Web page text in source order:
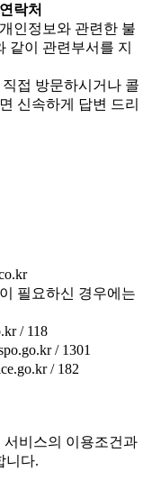
락처
인정보와 관련한 불
같이 관련부서를 지
접 방문하시거나 콜
신속하게 답변 드리
필요하신 경우에는
/ 118
/ 1301
/ 182
서비스의 이용조건과
니다.